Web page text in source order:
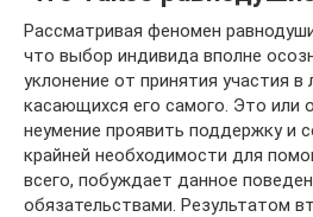
Рассматривая феномен
что выбор индивида вполне
уклонение от принятия участия
касающихся его самого. Это или
неумение проявить поддержку и
крайней необходимости для
всего, побуждает данное
обязательствами. Результатом